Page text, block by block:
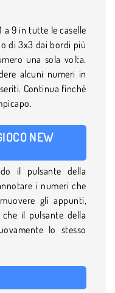
a 9 in tutte le caselle
di 3x3 dai bordi più
una sola volta.
alcuni numeri in
Continua finché
NEW
il pulsante della
i numeri che
gli appunti,
il pulsante della
lo stesso